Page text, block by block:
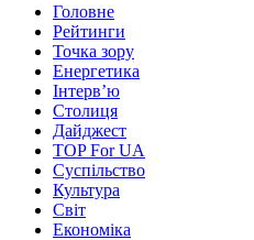
Головне
Рейтинги
Точка зору
Енергетика
Інтерв’ю
Столиця
Дайджест
TOP For UA
Суспiльство
Культура
Світ
Економіка